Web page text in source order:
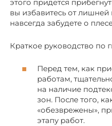
этого придется
вы избавитесь от
навсегда забудете о
Краткое руководство по
Перед тем, как
работам,
на наличие
зон. После того,
«обезврежены»,
этапу работ.